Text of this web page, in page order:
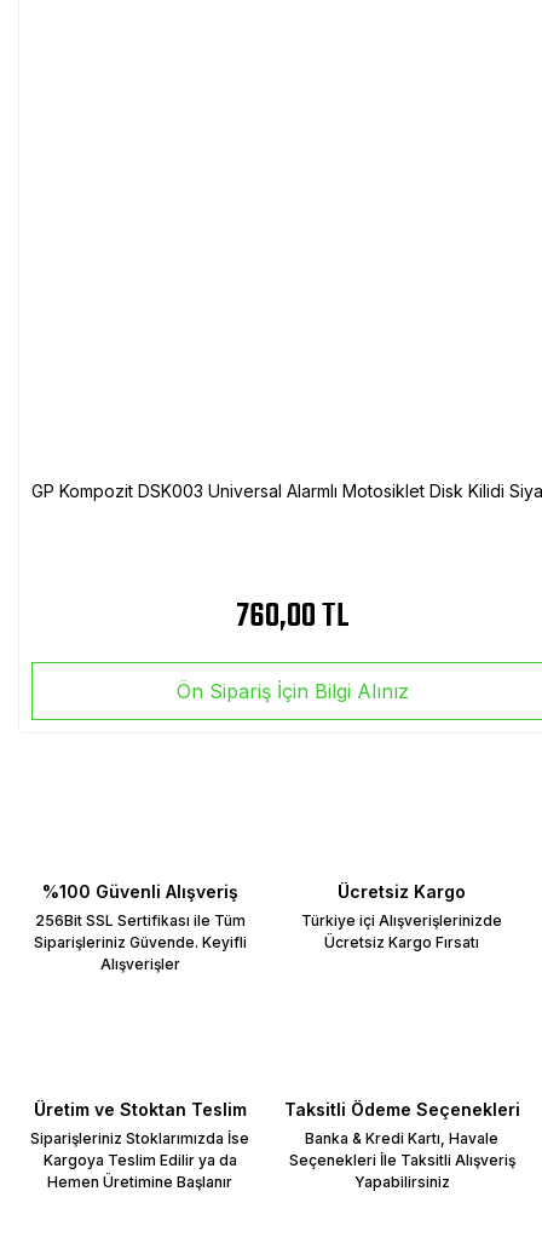
GP Kompozit DSK003 Universal Alarmlı Motosiklet Disk Kilidi
760,00 TL
Ön Sipariş İçin Bilgi Alınız
%100 Güvenli Alışveriş
256Bit SSL Sertifikası ile Tüm
Siparişleriniz Güvende. Keyifli
Alışverişler
Ücretsiz Kargo
Türkiye içi Alışverişlerinizde
Ücretsiz Kargo Fırsatı
Üretim ve Stoktan Teslim
Siparişleriniz Stoklarımızda İse
Kargoya Teslim Edilir ya da
Hemen Üretimine Başlanır
Taksitli Ödeme Seçenekleri
Banka & Kredi Kartı, Havale
Seçenekleri İle Taksitli Alışveriş
Yapabilirsiniz